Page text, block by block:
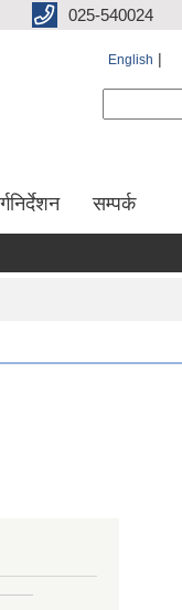
025-540024
English
सम्पर्क